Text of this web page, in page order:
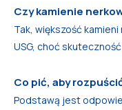
Czy kamienie
Tak, większość
USG, choć
Co pić, aby
Podstawą jest